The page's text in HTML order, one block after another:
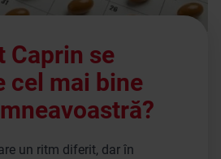
Caprin se
cel mai bine
un ritm diferit, dar în